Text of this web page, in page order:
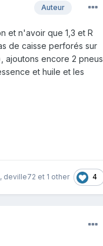
Auteur
et n'avoir que 1,3 et R
de caisse perforés sur
ajoutons encore 2 pneus
et huile et les
, deville72 et 1 other 4